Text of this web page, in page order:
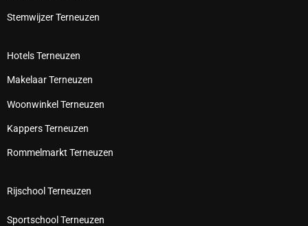
Stemwijzer Terneuzen
Hotels Terneuzen
Makelaar Terneuzen
Woonwinkel Terneuzen
Kappers Terneuzen
Rommelmarkt Terneuzen
Rijschool Terneuzen
Sportschool Terneuzen